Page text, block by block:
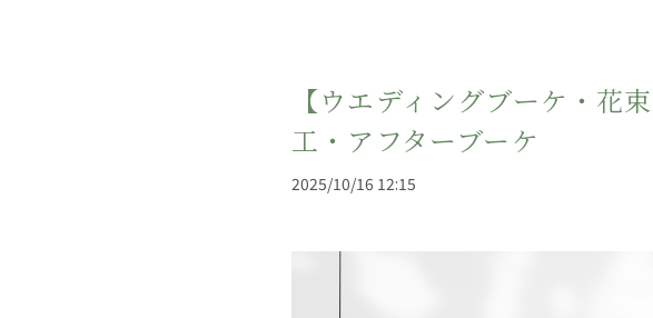
【ウエディングブーケ・花
工・アフターブーケ
2025/10/16 12:15